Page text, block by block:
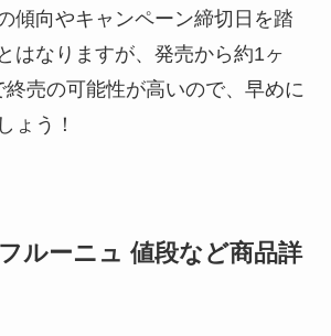
傾向やキャンペーン締切日を踏
はなりますが、発売から約1ヶ
終売の可能性が高いので、早めに
ょう！
ルーニュ 値段など商品詳